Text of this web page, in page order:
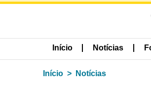
Início Notícias
Início Notícias